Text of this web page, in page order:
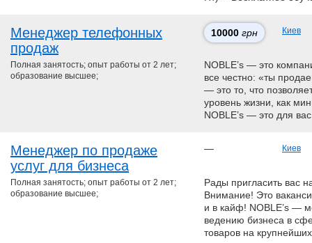
Менеджер телефонных
продаж
10000 грн Киев
Полная занятость; опыт работы от 2 лет;
образование высшее;
NOBLE’s — это
все честно: «ты
— это то, что
уровень жизни, как
NOBLE’s — это для
Менеджер по продаже
услуг для бизнеса
— Киев
Полная занятость; опыт работы от 2 лет;
образование высшее;
Рады пригласить вас
Внимание! Это
и в кайф! NOBLE’s —
ведению бизнеса в
товаров на